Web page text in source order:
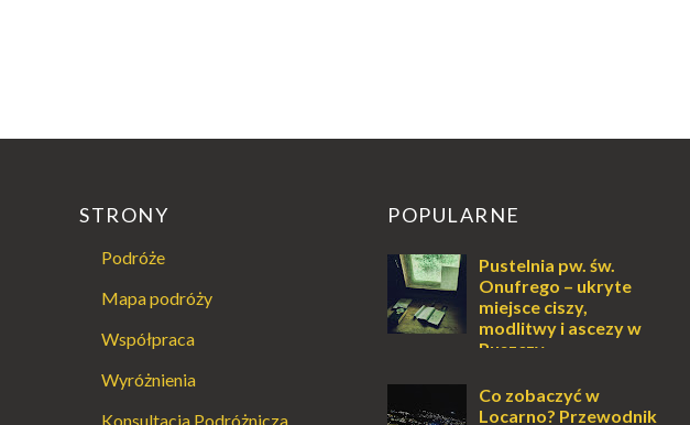
STRONY
Podróże
Mapa podróży
Współpraca
Wyróżnienia
Konsultacja Podróżnicza
POPULARNE
Pustelnia pw. św.
Onufrego – ukryte
miejsce ciszy,
modlitwy i ascezy w
Puszczy
Dla jednych to może wydawać się
ucieczką od świata, treningiem
Co zobaczyć w
Locarno? Przewodnik